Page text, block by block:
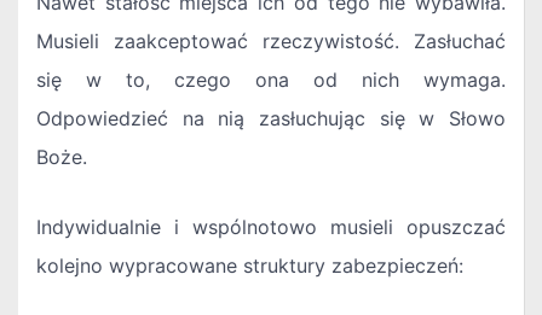
Musieli zaakceptować rzeczywistość. Zasłuchać
się w to, czego ona od nich wymaga.
Odpowiedzieć na nią zasłuchując się w Słowo
Boże.
Indywidualnie i wspólnotowo musieli opuszczać
kolejno wypracowane struktury zabezpieczeń: